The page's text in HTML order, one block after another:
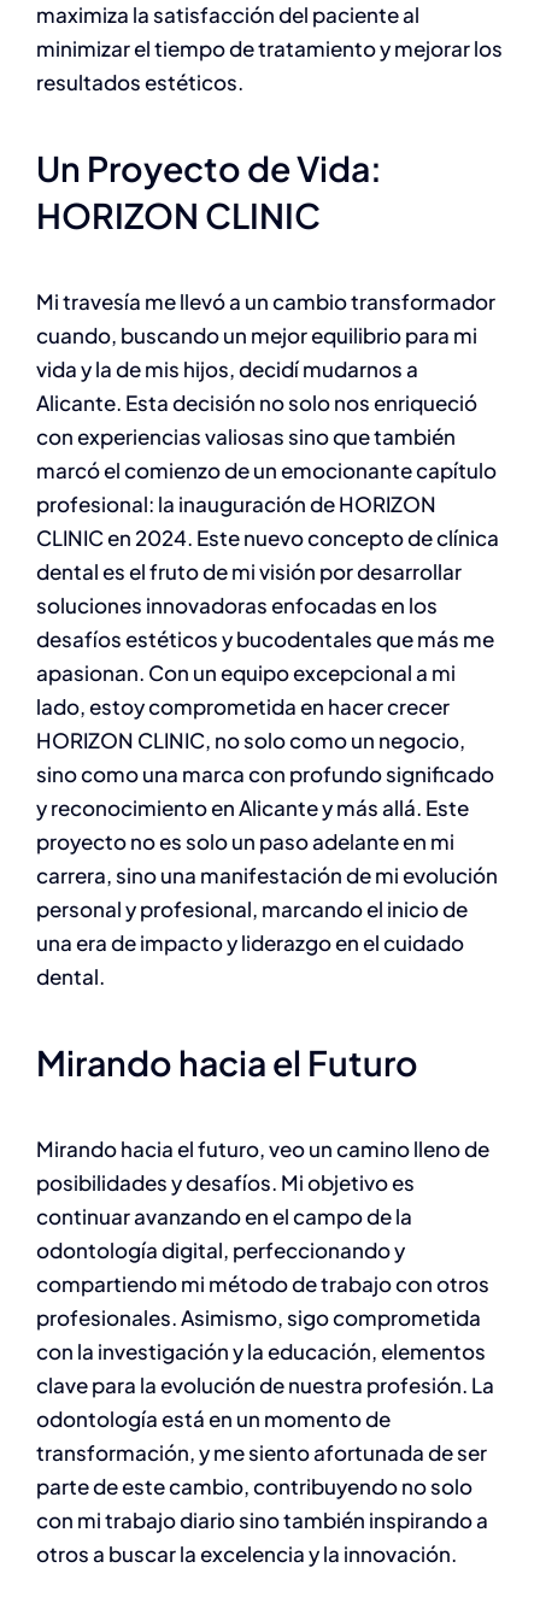
maximiza la satisfacción del paciente al
minimizar el tiempo de tratamiento y mejorar los
resultados estéticos.
Un Proyecto de Vida:
HORIZON CLINIC
Mi travesía me llevó a un cambio transformador
cuando, buscando un mejor equilibrio para mi
vida y la de mis hijos, decidí mudarnos a
Alicante. Esta decisión no solo nos enriqueció
con experiencias valiosas sino que también
marcó el comienzo de un emocionante capítulo
profesional: la inauguración de HORIZON
CLINIC en 2024. Este nuevo concepto de clínica
dental es el fruto de mi visión por desarrollar
soluciones innovadoras enfocadas en los
desafíos estéticos y bucodentales que más me
apasionan. Con un equipo excepcional a mi
lado, estoy comprometida en hacer crecer
HORIZON CLINIC, no solo como un negocio,
sino como una marca con profundo significado
y reconocimiento en Alicante y más allá. Este
proyecto no es solo un paso adelante en mi
carrera, sino una manifestación de mi evolución
personal y profesional, marcando el inicio de
una era de impacto y liderazgo en el cuidado
dental.
Mirando hacia el Futuro
Mirando hacia el futuro, veo un camino lleno de
posibilidades y desafíos. Mi objetivo es
continuar avanzando en el campo de la
odontología digital, perfeccionando y
compartiendo mi método de trabajo con otros
profesionales. Asimismo, sigo comprometida
con la investigación y la educación, elementos
clave para la evolución de nuestra profesión. La
odontología está en un momento de
transformación, y me siento afortunada de ser
parte de este cambio, contribuyendo no solo
con mi trabajo diario sino también inspirando a
otros a buscar la excelencia y la innovación.